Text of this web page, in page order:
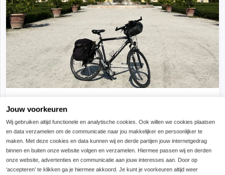
Jouw voorkeuren
Wij gebruiken altijd functionele en analytische cookies. Ook willen we cookies plaatsen
en data verzamelen om de communicatie naar jou makkelijker en persoonlijker te
maken. Met deze cookies en data kunnen wij en derde partijen jouw internetgedrag
binnen en buiten onze website volgen en verzamelen. Hiermee passen wij en derden
onze website, advertenties en communicatie aan jouw interesses aan. Door op
‘accepteren’ te klikken ga je hiermee akkoord. Je kunt je voorkeuren altijd weer
Fietsvakantie Modena en Parma Comfort – 8
dagen
Bijzondere en sfeervolle adressen
Culinair genieten
Over de uitlopers van de Apennijnen